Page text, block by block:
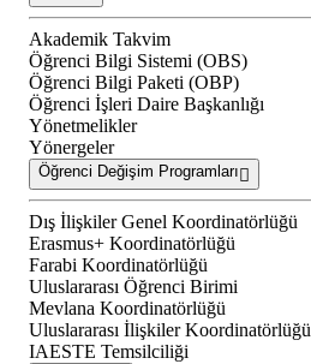
Akademik Takvim
Öğrenci Bilgi Sistemi (OBS)
Öğrenci Bilgi Paketi (OBP)
Öğrenci İşleri Daire Başkanlığı
Yönetmelikler
Yönergeler
Öğrenci Değişim Programları
Dış İlişkiler Genel Koordinatörlüğü
Erasmus+ Koordinatörlüğü
Farabi Koordinatörlüğü
Uluslararası Öğrenci Birimi
Mevlana Koordinatörlüğü
Uluslararası İlişkiler Koordinatörlüğü
IAESTE Temsilciliği